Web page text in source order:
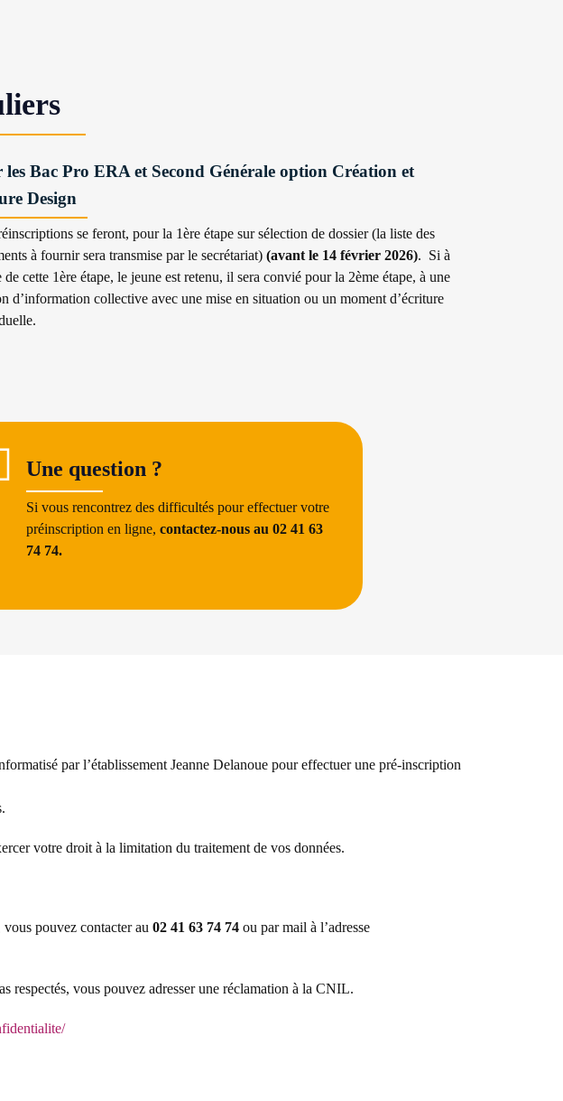
les Bac Pro ERA et Second Générale option Création et
Design
se feront, pour la 1ère étape sur sélection de dossier (la liste des
à fournir sera transmise par le secrétariat) (avant le 14 février 2026). Si à
de cette 1ère étape, le jeune est retenu, il sera convié pour la 2ème étape, à une
d’information collective avec une mise en situation ou un moment d’écriture
Une question ?
Si vous rencontrez des difficultés pour effectuer votre
préinscription en ligne,contactez-nous au 02 41 63
74 74.
par l’établissement Jeanne Delanoue pour effectuer une pré-inscription
votre droit à la limitation du traitement de vos données.
pouvez contacter au 02 41 63 74 74 ou par mail à l’adresse
respectés, vous pouvez adresser une réclamation à la CNIL.